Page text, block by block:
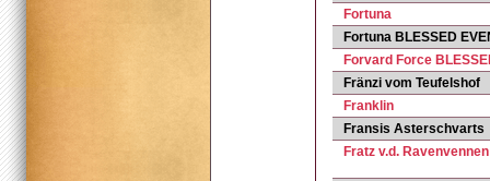
Fortuna
Fortuna BLESSED
Forvard Force
Fränzi vom Teufelshof
Franklin
Fransis Asterschvarts
Fratz v.d. Ravenvennen